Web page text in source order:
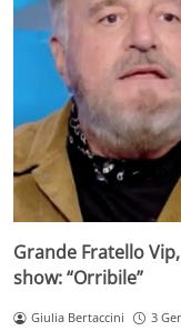
Grande Fratello
show: “Orribile”
Giulia Bertaccini 3